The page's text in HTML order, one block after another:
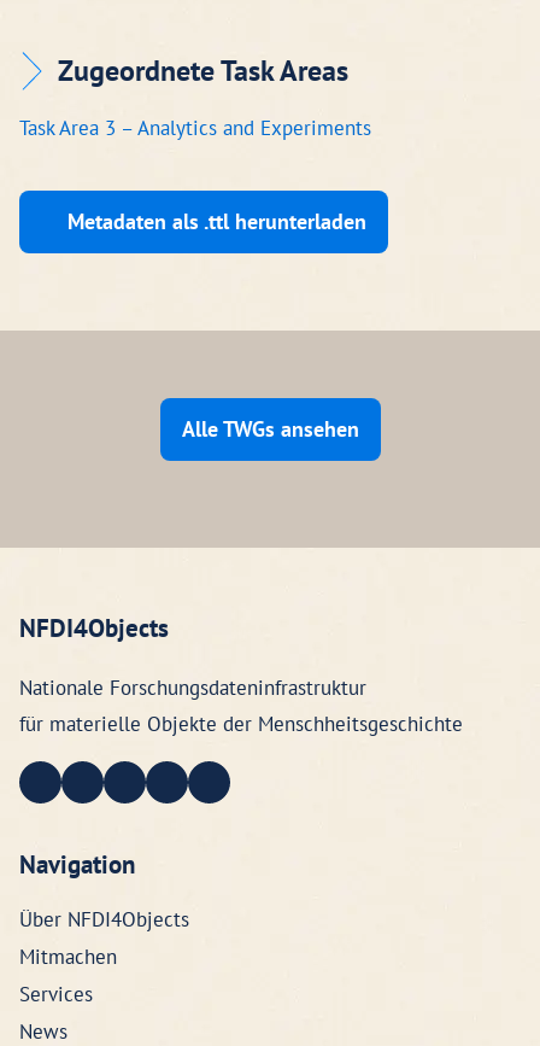
Zugeordnete Task Areas
Task Area 3 – Analytics and Experiments
Metadaten als .ttl herunterladen
Alle TWGs ansehen
NFDI4Objects
Nationale Forschungsdateninfrastruktur
für materielle Objekte der Menschheitsgeschichte
Navigation
Über NFDI4Objects
Mitmachen
Services
News